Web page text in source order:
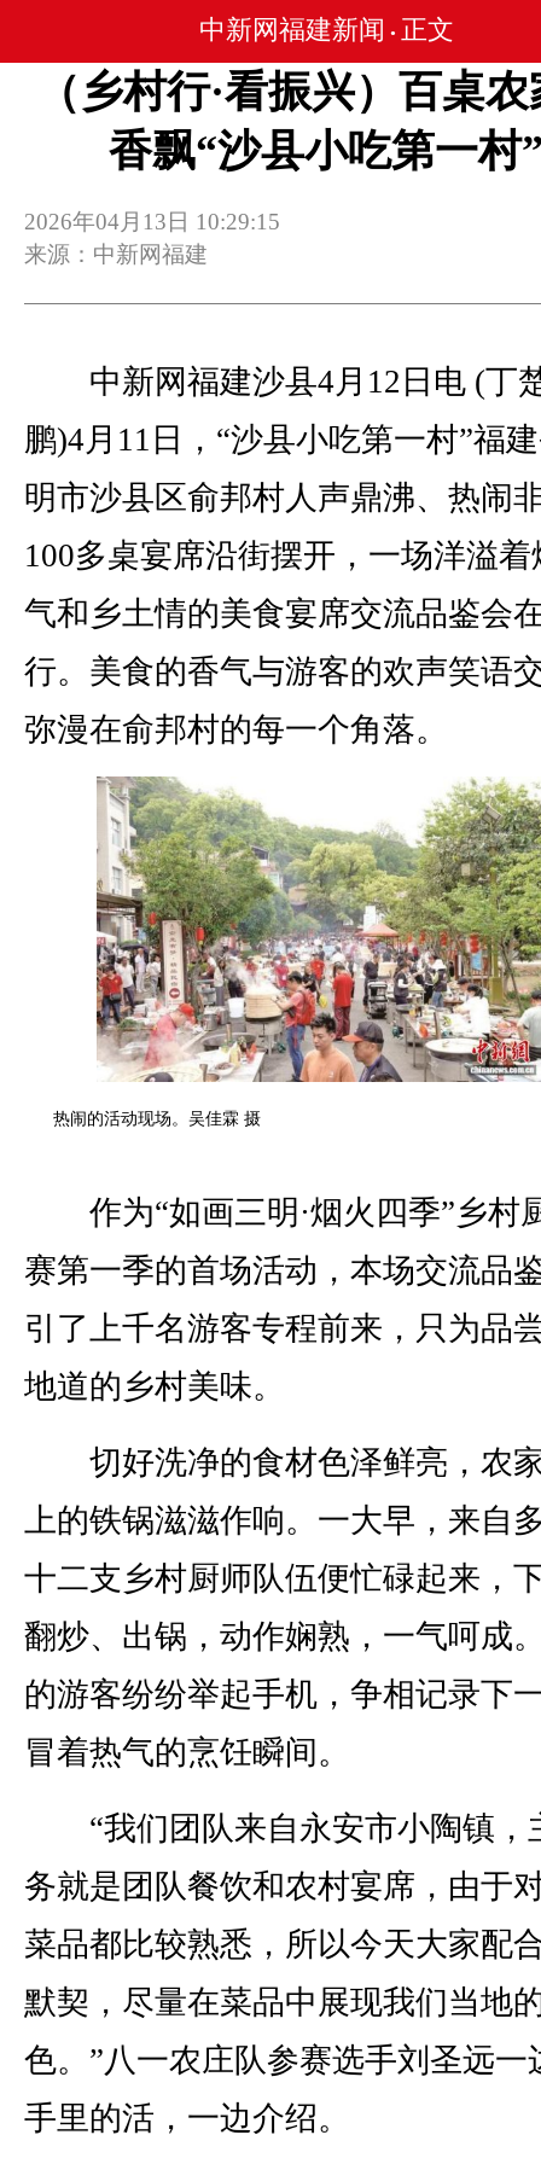
中新网福建新闻 • 正文
（乡村行·看振兴）百桌
香飘“沙县小吃第一村
2026年04月13日 10:29:15
来源：中新网福建
中新网福建沙县4月12日电 (丁
鹏)4月11日，“沙县小吃第一村”福
明市沙县区俞邦村人声鼎沸、热闹
100多桌宴席沿街摆开，一场洋溢着
气和乡土情的美食宴席交流品鉴会
行。美食的香气与游客的欢声笑语
弥漫在俞邦村的每一个角落。
热闹的活动现场。吴佳霖 摄
作为“如画三明·烟火四季”乡村
赛第一季的首场活动，本场交流品
引了上千名游客专程前来，只为品
地道的乡村美味。
切好洗净的食材色泽鲜亮，农
上的铁锅滋滋作响。一大早，来自
十二支乡村厨师队伍便忙碌起来，
翻炒、出锅，动作娴熟，一气呵成
的游客纷纷举起手机，争相记录下
冒着热气的烹饪瞬间。
“我们团队来自永安市小陶镇，
务就是团队餐饮和农村宴席，由于
菜品都比较熟悉，所以今天大家配
默契，尽量在菜品中展现我们当地
色。”八一农庄队参赛选手刘圣远一
手里的活，一边介绍。